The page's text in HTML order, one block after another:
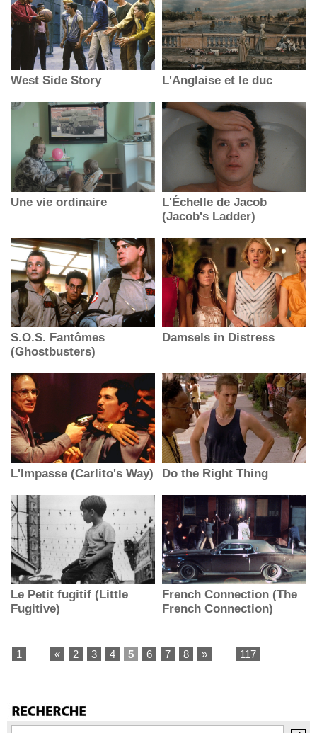
West Side Story L'Anglaise et le duc
Une vie ordinaire
L'Échelle de Jacob
(Jacob's Ladder)
S.O.S. Fantômes
(Ghostbusters)
Damsels in Distress
L'Impasse (Carlito's Way) Do the Right Thing
Le Petit fugitif (Little
Fugitive)
French Connection (The
French Connection)
1 « 2 3 4 5 6 7 8 » 117